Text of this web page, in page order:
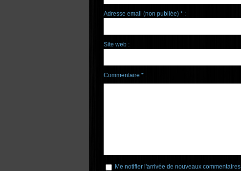
Adresse email (non publiée) * :
Site web :
Commentaire * :
Me notifier l'arrivée de nouveaux commentaires